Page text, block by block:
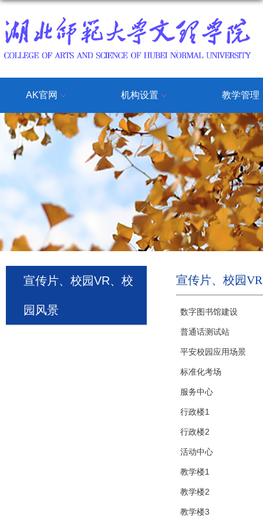
AK官网 机构设置 教学管理
宣传片、校园VR、校
园风景
宣传片、校园
数字图书馆建设
普通话测试站
平安校园应用场景
标准化考场
服务中心
行政楼1
行政楼2
活动中心
教学楼1
教学楼2
教学楼3